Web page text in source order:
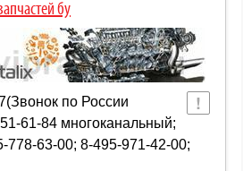
бу
по России
61-84 многоканальный;
778-63-00; 8-495-971-42-00;